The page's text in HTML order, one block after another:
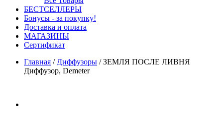
БЕСТСЕЛЛЕРЫ
Бонусы - за покупку!
Доставка и оплата
МАГАЗИНЫ
Cертификат
Главная / Диффузоры /ЗЕМЛЯ ПОСЛЕ ЛИВНЯ
Диффузор, Demeter